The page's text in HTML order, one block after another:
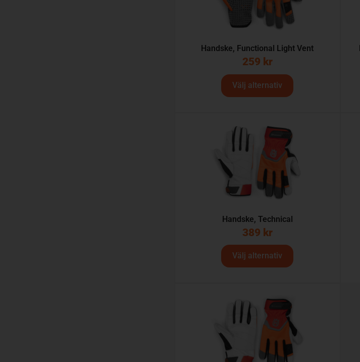
Handske, Functional Light Vent
259 kr
Välj alternativ
Handske, Technical
389 kr
Välj alternativ